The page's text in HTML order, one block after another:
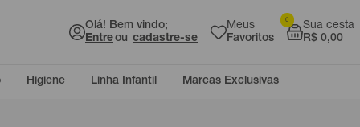
Olá! Bem vindo;
Entreou cadastre-se
Meus
Favoritos
Sua cesta
R$ 0,00
0
Higiene Linha Infantil Marcas Exclusivas